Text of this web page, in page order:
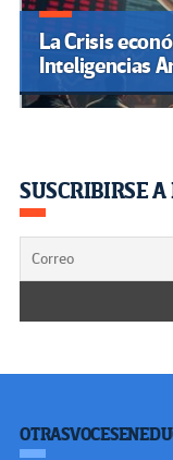
La Crisis
Inteligencias
SUSCRIBIRSE